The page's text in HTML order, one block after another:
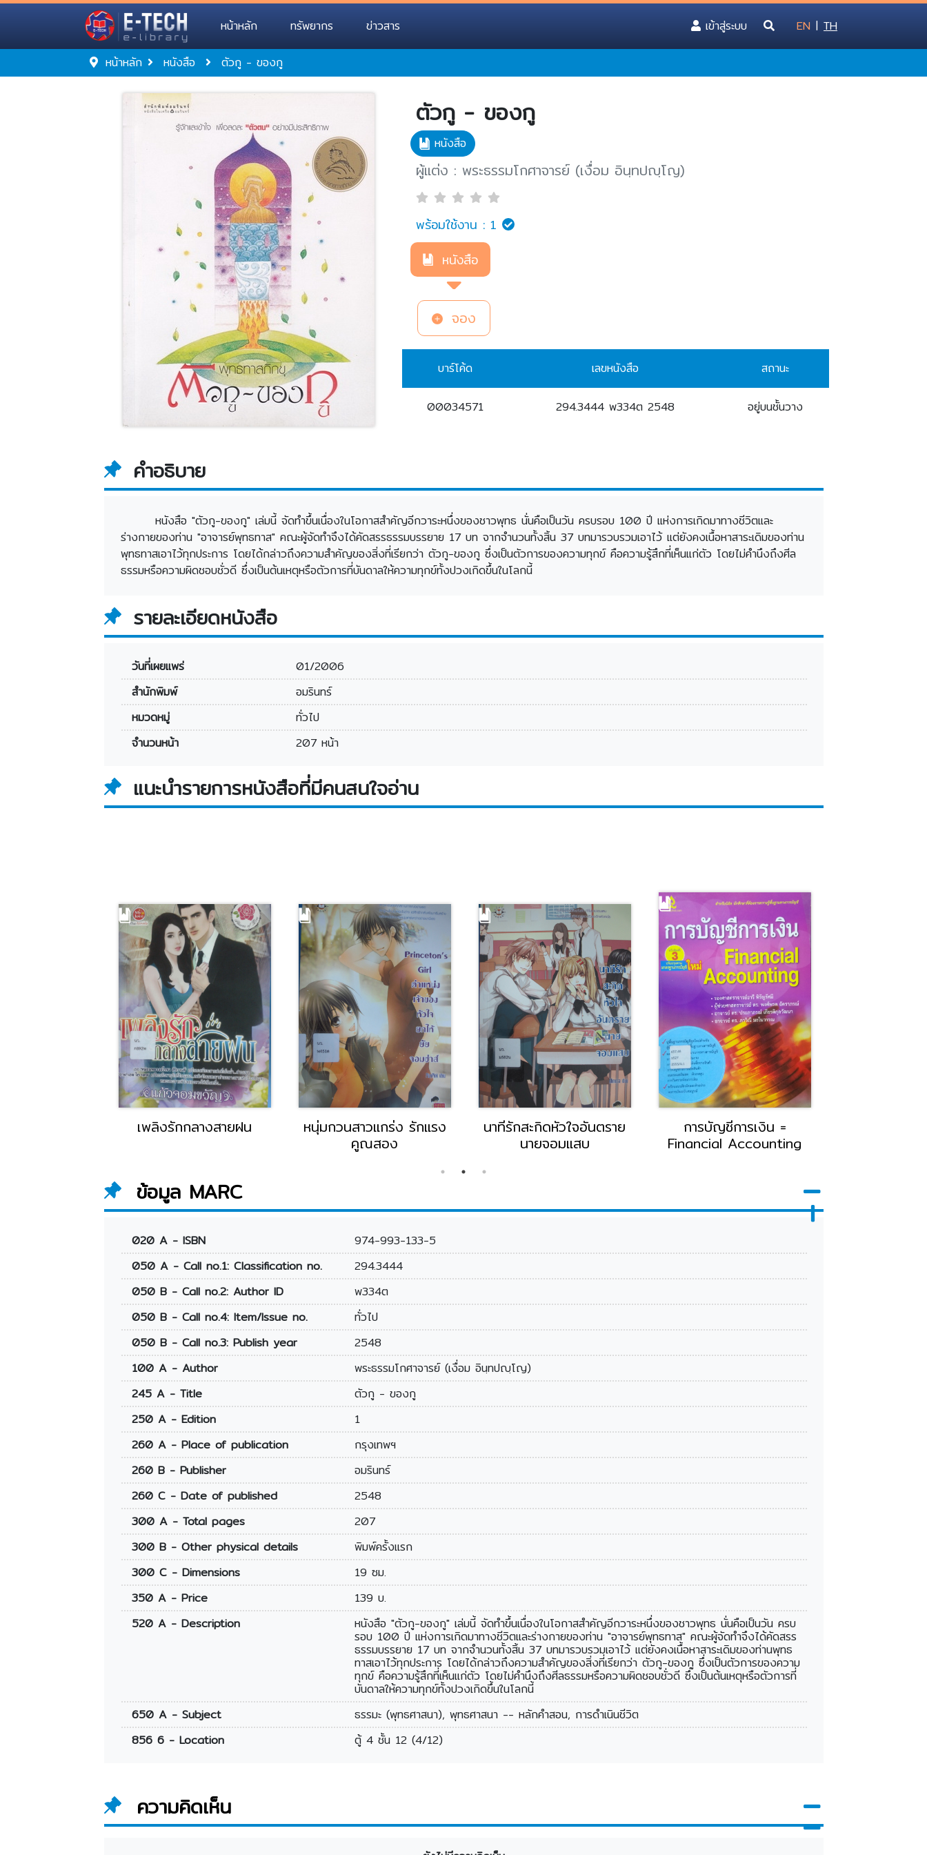
หน้าหลัก ทรัพยากร ข่าวสาร เข้าสู่ระบบ(current) EN | TH
หน้าหลัก หนังสือ ตัวกู - ของกู
ตัวกู - ของกู
หนังสือ
ผู้แต่ง : พระธรรมโกศาจารย์ (เงื่อม อินฺทปญฺโญ)
พร้อมใช้งาน : 1
หนังสือ
จอง
บาร์โค้ด เลขหนังสือ สถานะ
00034571 294.3444 พ334ต 2548 อยู่บนชั้นวาง
คำอธิบาย
หนังสือ "ตัวกู-ของกู" เล่มนี้ จัดทำขึ้นเนื่องในโอกาสสำคัญอีกวาระหนึ่งของชาวพุทธ นั่นคือเป็นวัน ครบรอบ 100 ปี แห่งการเกิดมาทางชีวิตและ
ร่างกายของท่าน "อาจารย์พุทธทาส" คณะผู้จัดทำจึงได้คัดสรรธรรมบรรยาย 17 บท จากจำนวนทั้งสิ้น 37 บทมารวบรวมเอาไว้ แต่ยังคงเนื้อหาสาระเดิมของท่าน
พุทธทาสเอาไว้ทุกประการ โดยได้กล่าวถึงความสำคัญของสิ่งที่เรียกว่า ตัวกู-ของกู ซึ่งเป็นตัวการของความทุกข์ คือความรู้สึกที่เห็นแก่ตัว โดยไม่คำนึงถึงศีล
ธรรมหรือความผิดชอบชั่วดี ซึ่งเป็นต้นเหตุหรือตัวการที่บันดาลให้ความทุกข์ทั้งปวงเกิดขึ้นในโลกนี้
รายละเอียดหนังสือ
วันที่เผยแพร่
01/2006
สำนักพิมพ์
อมรินทร์
หมวดหมู่
ทั่วไป
จำนวนหน้า
207 หน้า
แนะนำรายการหนังสือที่มีคนสนใจอ่าน
เพลิงรักกลางสายฝน หนุ่มกวนสาวแกร่ง รักแรง
คูณสอง
นาทีรักสะกิดหัวใจอันตราย
นายจอมแสบ
การบัญชีการเงิน =
Financial Accounting
ข้อมูล MARC
020 A - ISBN
974-993-133-5
050 A - Call no.1: Classification no.
294.3444
050 B - Call no.2: Author ID
พ334ต
050 B - Call no.4: Item/Issue no.
ทั่วไป
050 B - Call no.3: Publish year
2548
100 A - Author
พระธรรมโกศาจารย์ (เงื่อม อินฺทปญฺโญ)
245 A - Title
ตัวกู - ของกู
250 A - Edition
1
260 A - Place of publication
กรุงเทพฯ
260 B - Publisher
อมรินทร์
260 C - Date of published
2548
300 A - Total pages
207
300 B - Other physical details
พิมพ์ครั้งแรก
300 C - Dimensions
19 ซม.
350 A - Price
139 บ.
520 A - Description
หนังสือ "ตัวกู-ของกู" เล่มนี้ จัดทำขึ้นเนื่องในโอกาสสำคัญอีกวาระหนึ่งของชาวพุทธ นั่นคือเป็นวัน ครบ
รอบ 100 ปี แห่งการเกิดมาทางชีวิตและร่างกายของท่าน "อาจารย์พุทธทาส" คณะผู้จัดทำจึงได้คัดสรร
ธรรมบรรยาย 17 บท จากจำนวนทั้งสิ้น 37 บทมารวบรวมเอาไว้ แต่ยังคงเนื้อหาสาระเดิมของท่านพุทธ
ทาสเอาไว้ทุกประการ โดยได้กล่าวถึงความสำคัญของสิ่งที่เรียกว่า ตัวกู-ของกู ซึ่งเป็นตัวการของความ
ทุกข์ คือความรู้สึกที่เห็นแก่ตัว โดยไม่คำนึงถึงศีลธรรมหรือความผิดชอบชั่วดี ซึ่งเป็นต้นเหตุหรือตัวการที่
บันดาลให้ความทุกข์ทั้งปวงเกิดขึ้นในโลกนี้
650 A - Subject
ธรรมะ (พุทธศาสนา), พุทธศาสนา -- หลักคำสอน, การดำเนินชีวิต
856 6 - Location
ตู้ 4 ชั้น 12 (4/12)
ความคิดเห็น